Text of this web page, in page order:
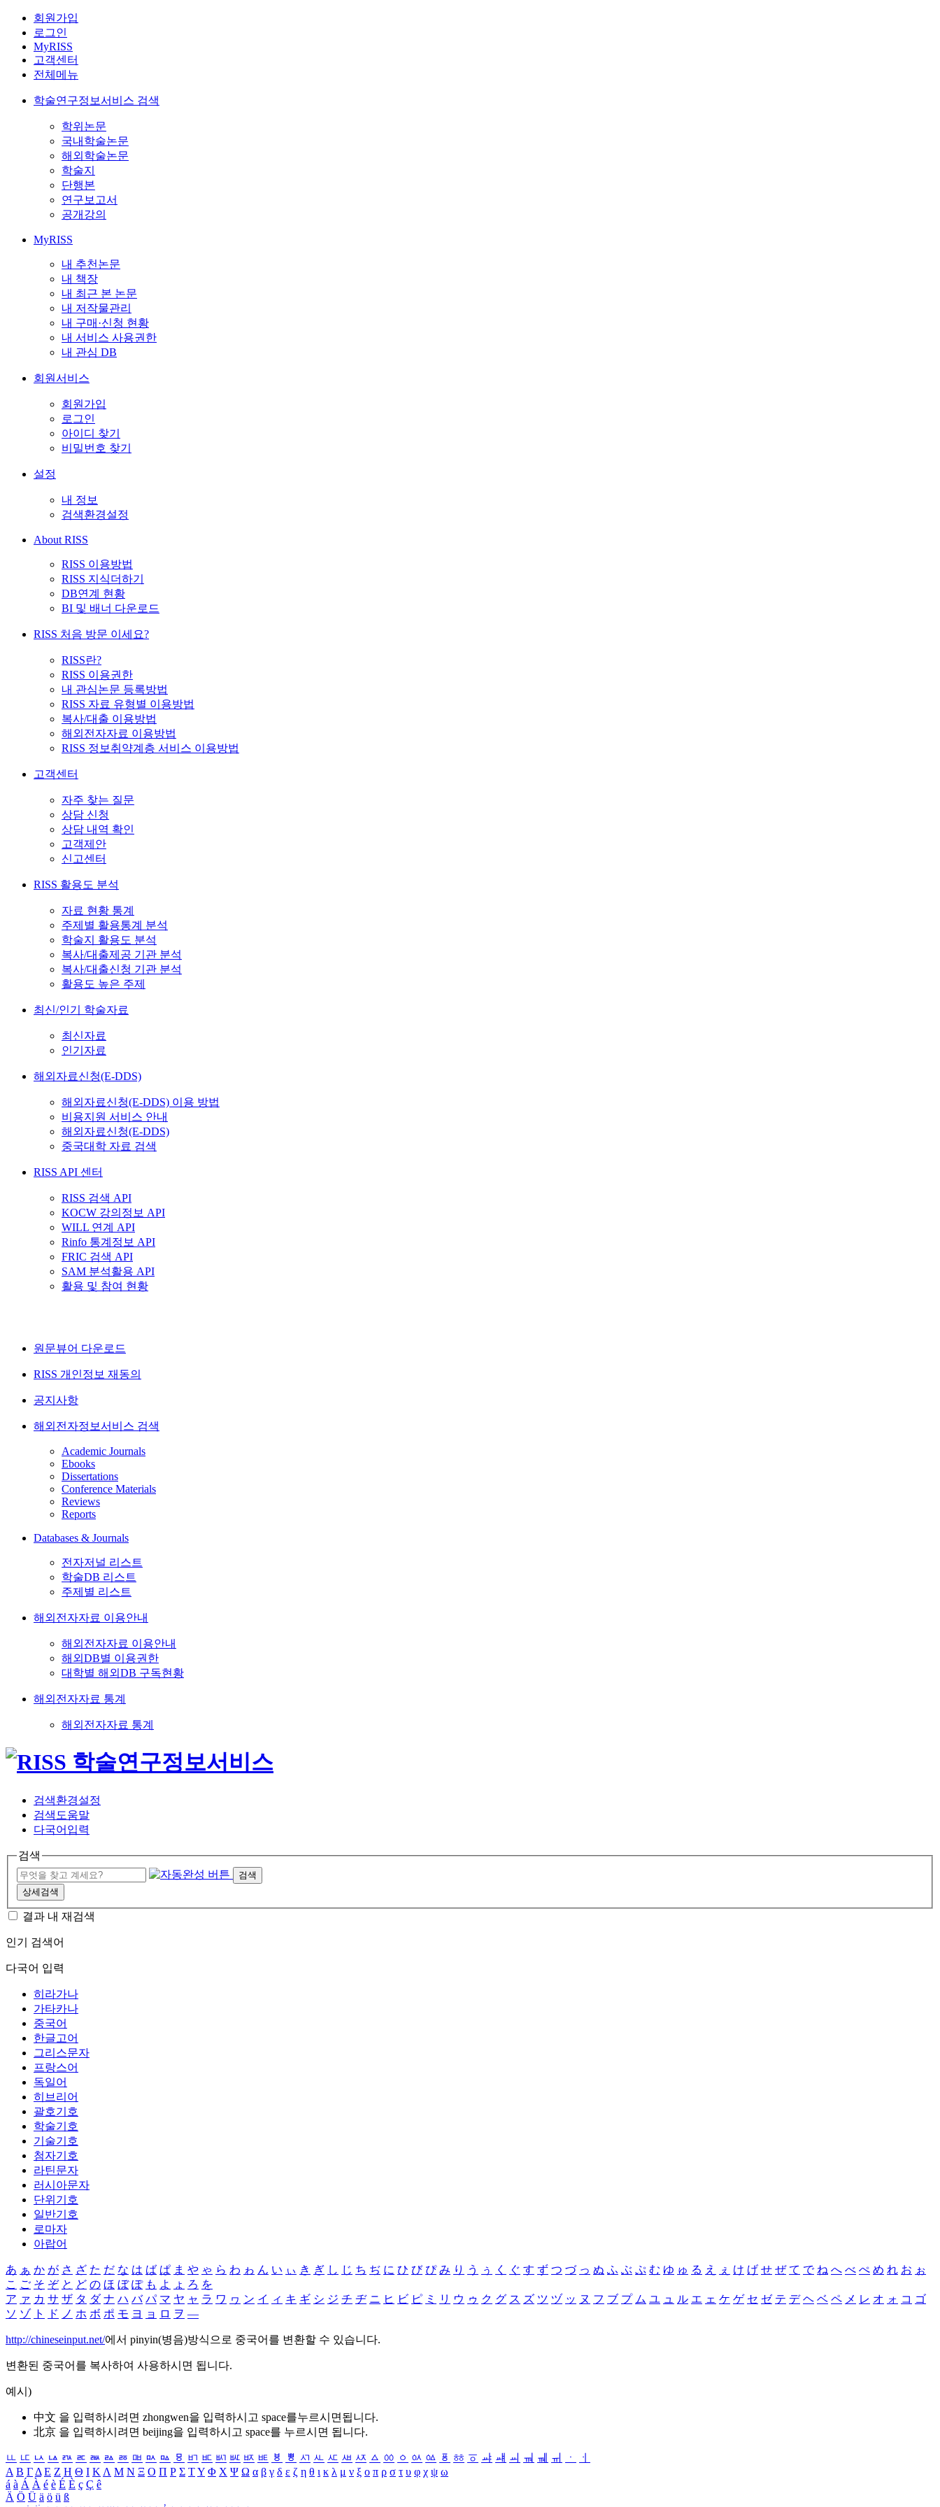
회원가입
로그인
MyRISS
고객센터
전체메뉴
학술연구정보서비스 검색
학위논문
국내학술논문
해외학술논문
학술지
단행본
연구보고서
공개강의
MyRISS
내 추천논문
내 책장
내 최근 본 논문
내 저작물관리
내 구매·신청 현황
내 서비스 사용권한
내 관심 DB
회원서비스
회원가입
로그인
아이디 찾기
비밀번호 찾기
설정
내 정보
검색환경설정
About RISS
RISS 이용방법
RISS 지식더하기
DB연계 현황
BI 및 배너 다운로드
RISS 처음 방문 이세요?
RISS란?
RISS 이용권한
내 관심논문 등록방법
RISS 자료 유형별 이용방법
복사/대출 이용방법
해외전자자료 이용방법
RISS 정보취약계층 서비스 이용방법
고객센터
자주 찾는 질문
상담 신청
상담 내역 확인
고객제안
신고센터
RISS 활용도 분석
자료 현황 통계
주제별 활용통계 분석
학술지 활용도 분석
복사/대출제공 기관 분석
복사/대출신청 기관 분석
활용도 높은 주제
최신/인기 학술자료
최신자료
인기자료
해외자료신청(E-DDS)
해외자료신청(E-DDS) 이용 방법
비용지원 서비스 안내
해외자료신청(E-DDS)
중국대학 자료 검색
RISS API 센터
RISS 검색 API
KOCW 강의정보 API
WILL 연계 API
Rinfo 통계정보 API
FRIC 검색 API
SAM 분석활용 API
활용 및 참여 현황
원문뷰어 다운로드
RISS 개인정보 재동의
공지사항
해외전자정보서비스 검색
Academic Journals
Ebooks
Dissertations
Conference Materials
Reviews
Reports
Databases & Journals
전자저널 리스트
학술DB 리스트
주제별 리스트
해외전자자료 이용안내
해외전자자료 이용안내
해외DB별 이용권한
대학별 해외DB 구독현황
해외전자자료 통계
해외전자자료 통계
검색환경설정
검색도움말
다국어입력
검색
검색
상세검색
결과 내 재검색
인기 검색어
다국어 입력
히라가나
가타카나
중국어
한글고어
그리스문자
프랑스어
독일어
히브리어
괄호기호
학술기호
기술기호
첨자기호
라틴문자
러시아문자
단위기호
일반기호
로마자
아랍어
あ ぁ か が さ ざ た だ な は ば ぱ ま や ゃ ら わ ゎ ん い ぃ き ぎ し じ ち ぢ に ひ び ぴ み り う ぅ く ぐ す ず つ づ っ ぬ ふ ぶ ぷ む ゆ ゅ る え ぇ け げ せ ぜ て で ね へ べ ぺ め れ お ぉ
こ ご そ ぞ と ど の ほ ぼ ぽ も よ ょ ろ を
ア ァ カ サ ザ タ ダ ナ ハ バ パ マ ヤ ャ ラ ワ ヮ ン イ ィ キ ギ シ ジ チ ヂ ニ ヒ ビ ピ ミ リ ウ ゥ ク グ ス ズ ツ ヅ ッ ヌ フ ブ プ ム ユ ュ ル エ ェ ケ ゲ セ ゼ テ デ ヘ ベ ペ メ レ オ ォ コ ゴ
ソ ゾ ト ド ノ ホ ボ ポ モ ヨ ョ ロ ヲ ―
http://chineseinput.net/에서 pinyin(병음)방식으로 중국어를 변환할 수 있습니다.
변환된 중국어를 복사하여 사용하시면 됩니다.
예시)
中文 을 입력하시려면 zhongwen을 입력하시고 space를누르시면됩니다.
北京 을 입력하시려면 beijing을 입력하시고 space를 누르시면 됩니다.
ㅥ ㅦ ㅧ ㅨ ㅩ ㅪ ㅫ ㅬ ㅭ ㅮ ㅯ ㅰ ㅱ ㅲ ㅳ ㅴ ㅵ ㅶ ㅷ ㅸ ㅹ ㅺ ㅻ ㅼ ㅽ ㅾ ㅿ ㆀ ㆁ ㆂ ㆃ ㆄ ㆅ ㆆ ㆇ ㆈ ㆉ ㆊ ㆋ ㆌ ㆍ
ㆎ
Α Β ΓΔ Ε Ζ Η Θ Ι ΚΛ Μ Ν Ξ Ο Π Ρ Σ ΤΥ Φ Χ Ψ Ω α β γ δ ε ζ η θ ι κ λ μ ν ξ ο π ρ σ τ υ φ χ ψ ω
á à Á À é è É È ç Ç ê
Ä Ö Ü ä ö ü ß